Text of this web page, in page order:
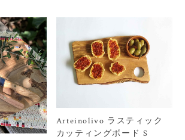
Arteinolivo ラスティック
カッティングボード S